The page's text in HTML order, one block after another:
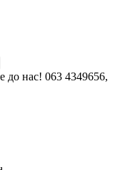
до нас! 063 4349656,